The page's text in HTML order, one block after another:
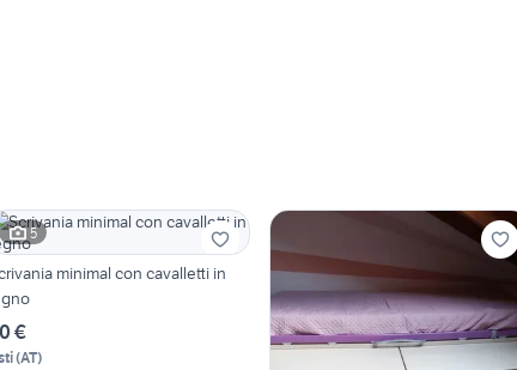
5
minimal con cavalletti in
€
(AT)